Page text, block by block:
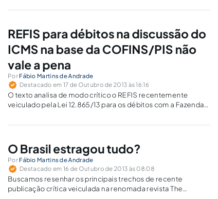
REFIS para débitos na discussão do
ICMS na base da COFINS/PIS não
vale a pena
Por Fábio Martins de Andrade
Destacado em 17 de Outubro de 2013 às 16:16
O texto analisa de modo crítico o REFIS recentemente
veiculado pela Lei 12.865/13 para os débitos com a Fazenda
cálculo da COFINS/PIS.
O Brasil estragou tudo?
Por Fábio Martins de Andrade
Destacado em 16 de Outubro de 2013 às 08:08
Buscamos resenhar os principais trechos de recente
publicação crítica veiculada na renomada revista The